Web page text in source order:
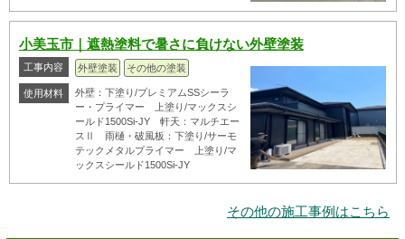
小美玉市｜遮熱塗料で暑さに負けない外壁塗装
工事内容 外壁塗装 その他の塗装
使用材料
外壁：下塗り/プレミアムSSシーラ
ー・プライマー 上塗り/マックスシ
ールド1500Si-JY 軒天：マルチエー
スⅡ 雨樋・破風板：下塗り/サーモ
テックメタルプライマー 上塗り/マ
ックスシールド1500Si-JY
その他の施工事例はこちら